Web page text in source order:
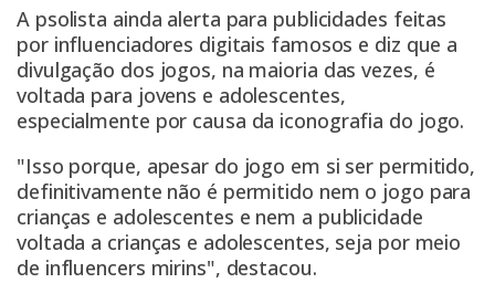
A psolista ainda alerta para publicidades feitas
por influenciadores digitais famosos e diz que a
divulgação dos jogos, na maioria das vezes, é
voltada para jovens e adolescentes,
especialmente por causa da iconografia do jogo.
"Isso porque, apesar do jogo em si ser permitido,
definitivamente não é permitido nem o jogo para
crianças e adolescentes e nem a publicidade
voltada a crianças e adolescentes, seja por meio
de influencers mirins", destacou.